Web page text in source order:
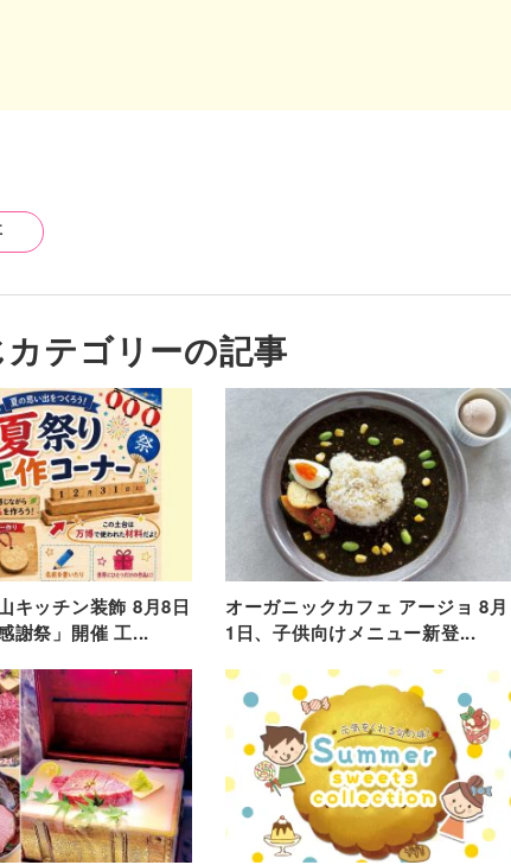
カテゴリーの記事
キッチン装飾 8月8日
謝祭」開催 工...
オーガニックカフェ アージョ 8月
1日、子供向けメニュー新登...